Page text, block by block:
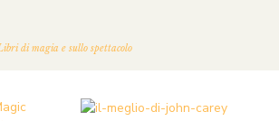
di magia e sullo spettacolo